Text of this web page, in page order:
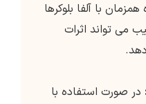
با آلفا بلوکرها
می تواند اثرات
در صورت استفاده با